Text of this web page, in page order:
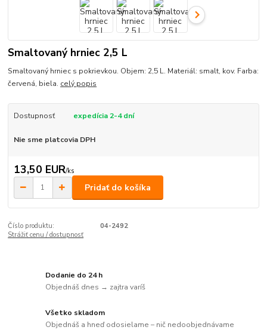
Smaltovaný hrniec 2,5 L
Smaltovaný hrniec s pokrievkou. Objem: 2,5 L. Materiál: smalt, kov. Farba:
červená, biela. celý popis
Dostupnosť expedícia 2-4 dní
Nie sme platcovia DPH
13,50 EUR/ks
Pridať do košíka
Číslo produktu:
04-2492
Strážiť cenu / dostupnosť
Dodanie do 24 h
Objednáš dnes → zajtra varíš
Všetko skladom
Objednáš a hneď odosielame – nič nedoobjednávame